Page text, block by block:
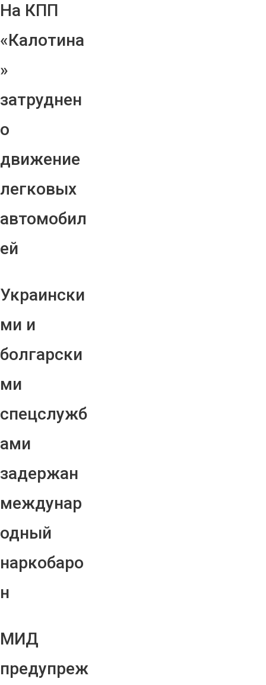
На КПП
«Калотина
»
затруднен
о
движение
легковых
автомобил
ей
Украински
ми и
болгарски
ми
спецслужб
ами
задержан
междунар
одный
наркобаро
н
МИД
предупреж